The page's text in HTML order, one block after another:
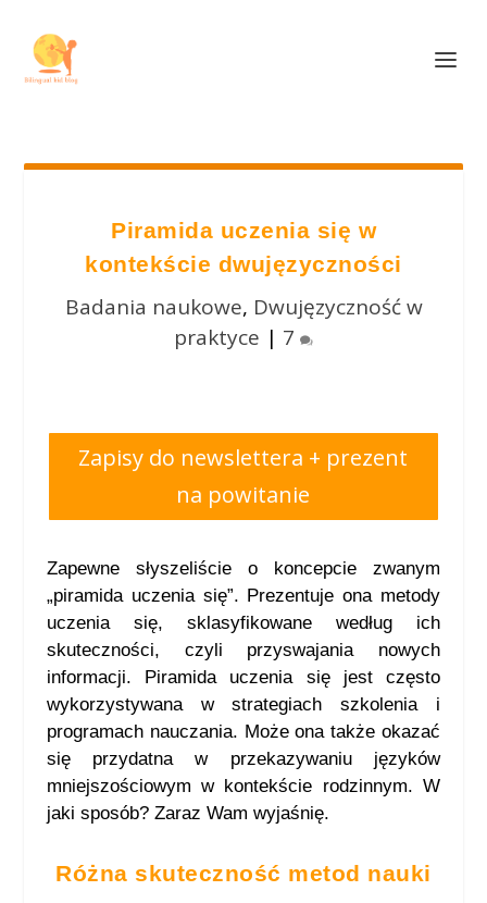
Piramida uczenia się w
kontekście dwujęzyczności
Badania naukowe, Dwujęzyczność w
praktyce | 7
Zapisy do newslettera + prezent
na powitanie
Zapewne słyszeliście o koncepcie zwanym
„piramida uczenia się”. Prezentuje ona metody
uczenia się, sklasyfikowane według ich
skuteczności, czyli przyswajania nowych
informacji. Piramida uczenia się jest często
wykorzystywana w strategiach szkolenia i
programach nauczania. Może ona także okazać
się przydatna w przekazywaniu języków
mniejszościowym w kontekście rodzinnym. W
jaki sposób? Zaraz Wam wyjaśnię.
Różna skuteczność metod nauki